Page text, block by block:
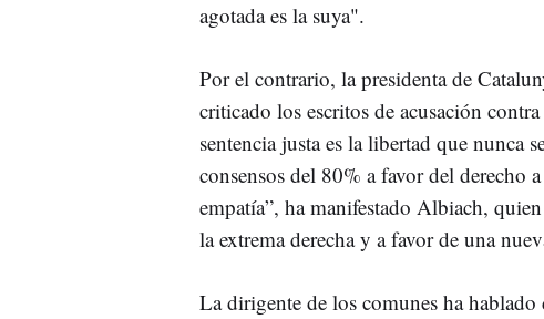
agotada es la suya".
Por el contrario, la presidenta de
criticado los escritos de acusación
sentencia justa es la libertad que nunca
consensos del 80% a favor del derecho
empatía”, ha manifestado Albiach,
la extrema derecha y a favor de una
La dirigente de los comunes ha